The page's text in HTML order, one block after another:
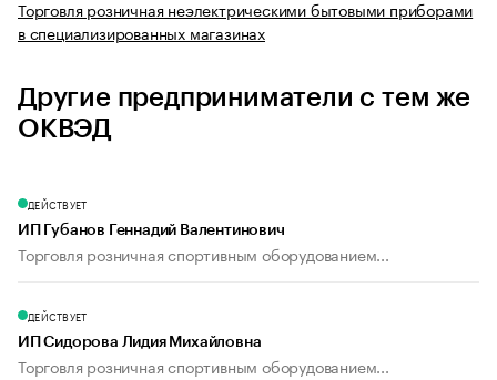
Торговля розничная неэлектрическими бытовыми приборами
в специализированных магазинах
Другие предприниматели с тем же
ОКВЭД
ДЕЙСТВУЕТ
ИП Губанов Геннадий Валентинович
Торговля розничная спортивным оборудованием...
ДЕЙСТВУЕТ
ИП Сидорова Лидия Михайловна
Торговля розничная спортивным оборудованием...